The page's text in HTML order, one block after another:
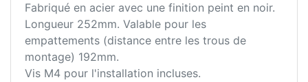
Fabriqué en acier avec une finition peint en noir.
Longueur 252mm. Valable pour les
empattements (distance entre les trous de
montage) 192mm.
Vis M4 pour l'installation incluses.